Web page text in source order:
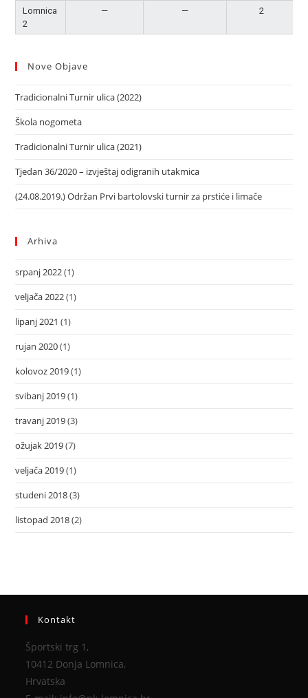
Lomnica
2
— — 2
Nove Objave
Tradicionalni Turnir ulica (2022)
Škola nogometa
Tradicionalni Turnir ulica (2021)
Tjedan 36/2020 – izvještaj odigranih utakmica
(24.08.2019.) Održan Prvi bartolovski turnir za prstiće i limače
Arhiva
srpanj 2022(1)
veljača 2022(1)
lipanj 2021 (1)
rujan 2020(1)
kolovoz 2019(1)
svibanj 2019(1)
travanj 2019(3)
ožujak 2019(7)
veljača 2019(1)
studeni 2018(3)
listopad 2018(2)
Kontakt
Športski trg 1,
10412 Donja Lomnica,
Hrvatska